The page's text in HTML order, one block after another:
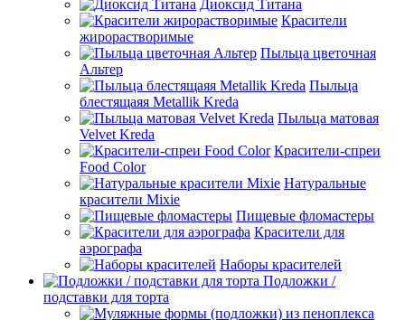
Диоксид Титана
Красители
жирорастворимые
Пыльца цветочная
Альтер
Пыльца
блестящаяя Metallik Kreda
Пыльца матовая
Velvet Kreda
Красители-спреи
Food Color
Натуральные
красители Mixie
Пищевые фломастеры
Красители для
аэрографа
Наборы красителей
Подложки /
подставки для торта